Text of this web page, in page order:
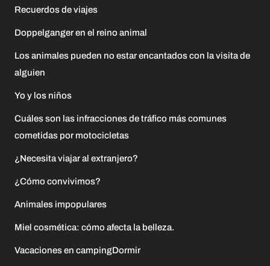
Recuerdos de viajes
Doppelganger en el reino animal
Los animales pueden no estar encantados con la visita de
alguien
Yo y los niños
Cuáles son las infracciones de tráfico más comunes
cometidas por motocicletas
¿Necesita viajar al extranjero?
¿Cómo convivimos?
Animales impopulares
Miel cosmética: cómo afecta la belleza.
Vacaciones en campingDormir